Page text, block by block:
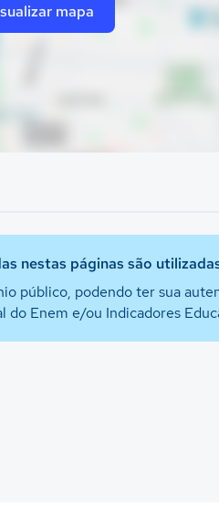
mapa
nestas páginas são
público, podendo ter sua
Enem e/ou Indicadores